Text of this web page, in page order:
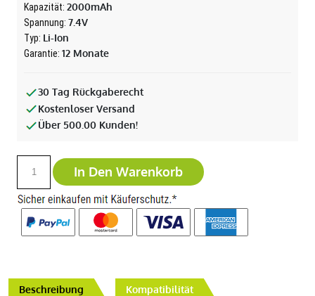
Kapazität: 2000mAh
Spannung: 7.4V
Typ: Li-Ion
Garantie: 12 Monate
30 Tag Rückgaberecht
Kostenloser Versand
Über 500.00 Kunden!
In Den Warenkorb
Beschreibung
Kompatibilität